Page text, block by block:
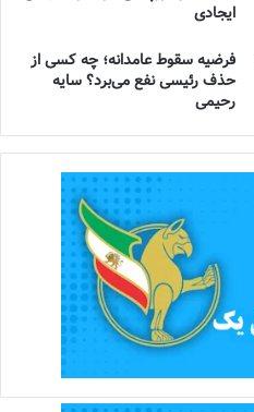
ایجادی
فرضیه سقوط عامدانه؛ چه کسی از
حذف رئیسی نفع می‌برد؟ سایه
رحیمی